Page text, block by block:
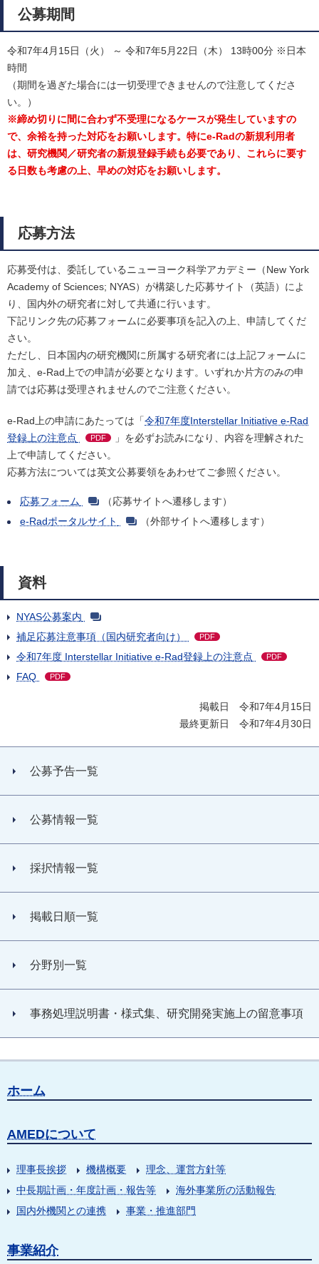
公募期間
令和7年4月15日（火） ～ 令和7年5月22日（木） 13時00分 ※日本
時間
（期間を過ぎた場合には一切受理できませんので注意してくださ
い。）
※締め切りに間に合わず不受理になるケースが発生していますの
で、余裕を持った対応をお願いします。特にe-Radの新規利用者
は、研究機関／研究者の新規登録手続も必要であり、これらに要す
る日数も考慮の上、早めの対応をお願いします。
応募方法
応募受付は、委託しているニューヨーク科学アカデミー（New York
Academy of Sciences; NYAS）が構築した応募サイト（英語）によ
り、国内外の研究者に対して共通に行います。
下記リンク先の応募フォームに必要事項を記入の上、申請してくだ
さい。
ただし、日本国内の研究機関に所属する研究者には上記フォームに
加え、e-Rad上での申請が必要となります。いずれか片方のみの申
請では応募は受理されませんのでご注意ください。
e-Rad上の申請にあたっては「令和7年度Interstellar Initiative e-Rad
登録上の注意点
PDF
」を必ずお読みになり、内容を理解された
上で申請してください。
応募方法については英文公募要領をあわせてご参照ください。
応募フォーム
（応募サイトへ遷移します）
e-Radポータルサイト
（外部サイトへ遷移します）
資料
NYAS公募案内
補足応募注意事項（国内研究者向け）
PDF
令和7年度 Interstellar Initiative e-Rad登録上の注意点 PDF
FAQ PDF
掲載日 令和7年4月15日
最終更新日 令和7年4月30日
公募予告一覧
公募情報一覧
採択情報一覧
掲載日順一覧
分野別一覧
事務処理説明書・様式集、研究開発実施上の留意事項
ホーム
AMEDについて
理事長挨拶 機構概要
理念、運営方針等
中長期計画・年度計画・報告等
海外事業所の活動報告
国内外機関との連携
事業・推進部門
事業紹介